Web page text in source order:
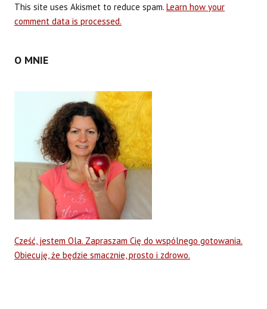
This site uses Akismet to reduce spam. Learn how your
comment data is processed.
O MNIE
Cześć, jestem Ola. Zapraszam Cię do wspólnego gotowania.
Obiecuję, że będzie smacznie, prosto i zdrowo.